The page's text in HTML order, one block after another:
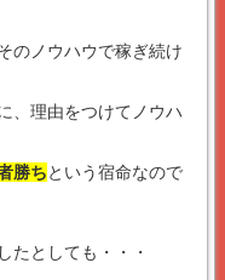
のノウハウで稼ぎ続け
、理由をつけてノウハ
勝ちという宿命なので
たとしても・・・